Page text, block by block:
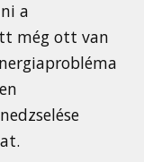
a
még ott van